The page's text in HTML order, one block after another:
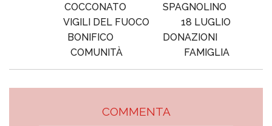
COCCONATO
SPAGNOLINO
VIGILI DEL FUOCO
18 LUGLIO
BONIFICO
DONAZIONI
COMUNITÀ
FAMIGLIA
COMMENTA